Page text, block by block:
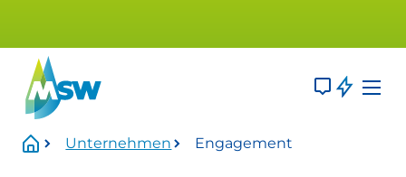
Unternehmen Engagement